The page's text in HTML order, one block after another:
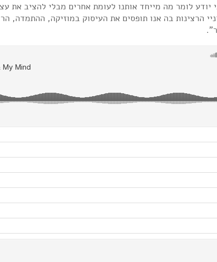
יודע לומר מה מייחד אותנו לעומת אחרים מבלי להציב את
הרצינות בה אנו תופסים את העיסוק במוזיקה, ההתמדה,